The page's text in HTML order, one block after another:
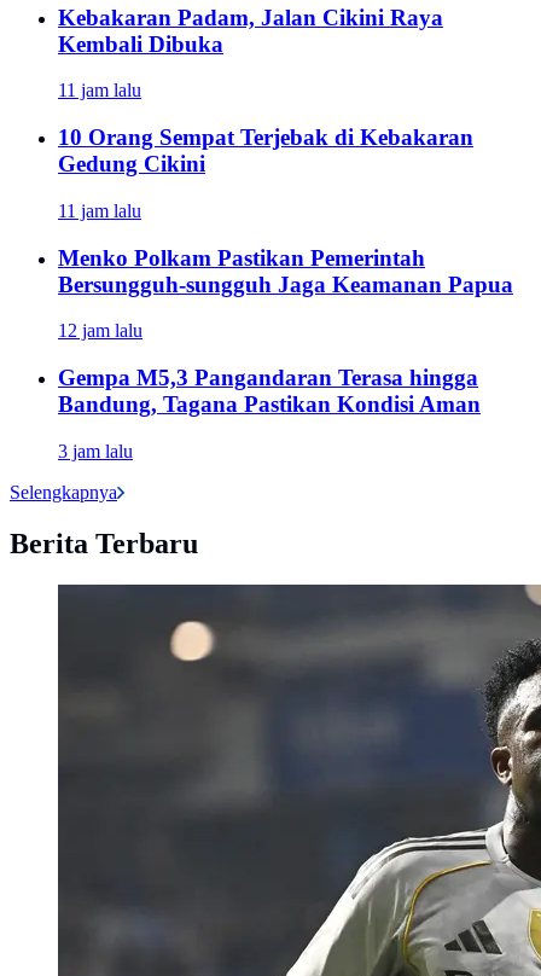
Kebakaran Padam, Jalan Cikini Raya
Kembali Dibuka
11 jam lalu
10 Orang Sempat Terjebak di Kebakaran
Gedung Cikini
11 jam lalu
Menko Polkam Pastikan Pemerintah
Bersungguh-sungguh Jaga Keamanan Papua
12 jam lalu
Gempa M5,3 Pangandaran Terasa hingga
Bandung, Tagana Pastikan Kondisi Aman
3 jam lalu
Selengkapnya
Berita Terbaru